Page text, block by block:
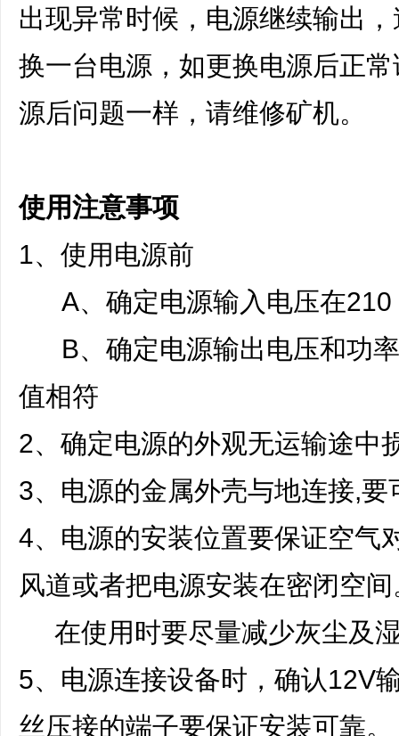
出现异常时候，电源继续输出
换一台电源，如更换电源后正
源后问题一样，请维修矿机。
使用注意事项
1、使用电源前
A、确定电源输入电压在210
B、确定电源输出电压和功率
值相符
2、确定电源的外观无运输途中
3、电源的金属外壳与地连接,
4、电源的安装位置要保证空气
风道或者把电源安装在密闭空间
在使用时要尽量减少灰尘及
5、电源连接设备时，确认12V
丝压接的端子要保证安装可靠。